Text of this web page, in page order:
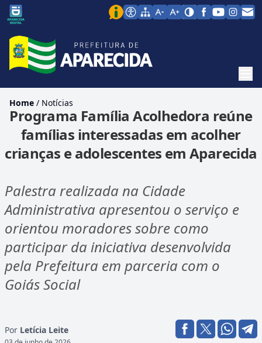
Home / Notícias
Programa Família Acolhedora reúne
famílias interessadas em acolher
crianças e adolescentes em Aparecida
Palestra realizada na Cidade
Administrativa apresentou o serviço e
orientou moradores sobre como
participar da iniciativa desenvolvida
pela Prefeitura em parceria com o
Goiás Social
Por Letícia Leite